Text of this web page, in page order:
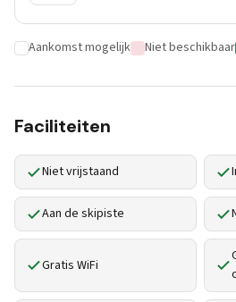
Aankomst mogelijk Niet beschikbaar
Faciliteiten
Niet vrijstaand
Aan de skipiste
Gratis WiFi